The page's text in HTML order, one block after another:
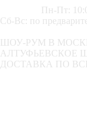
Пн-Пт:
Сб-Вс: по
ШОУ-РУМ В
АЛТУФЬЕВСКОЕ
ДОСТАВКА ПО